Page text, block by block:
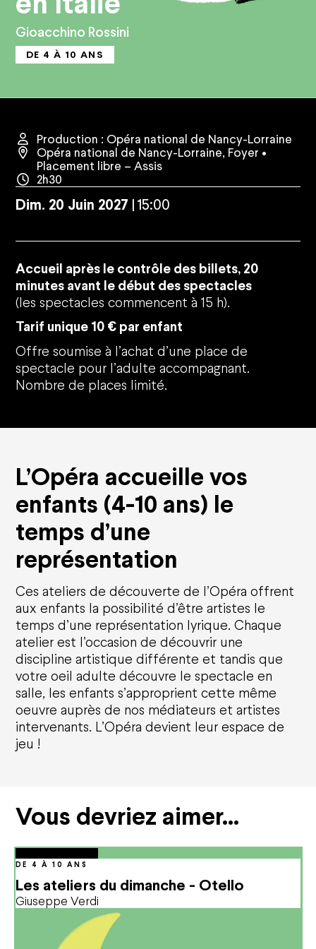
Gioacchino Rossini
DE 4 À 10 ANS
Production : Opéra national de Nancy-Lorraine
Opéra national de Nancy-Lorraine, Foyer •
Placement libre – Assis
2h30
Dim. 20 Juin 2027 15:00
Accueil après le contrôle des billets, 20
minutes avant le début des spectacles
(les spectacles commencent à 15 h).
Tarif unique 10 € par enfant
Offre soumise à l’achat d’une place de
spectacle pour l’adulte accompagnant.
Nombre de places limité.
L’Opéra accueille vos
enfants (4-10 ans) le
temps d’une
représentation
Ces ateliers de découverte de l’Opéra offrent
aux enfants la possibilité d’être artistes le
temps d’une représentation lyrique. Chaque
atelier est l’occasion de découvrir une
discipline artistique différente et tandis que
votre oeil adulte découvre le spectacle en
salle, les enfants s’approprient cette même
oeuvre auprès de nos médiateurs et artistes
intervenants. L’Opéra devient leur espace de
jeu !
Vous devriez aimer…
Les ateliers du dimanche - Otello
Giuseppe Verdi
DE 4 À 10 ANS
octobre
Calendrier
Opéra national de Nancy-Lorraine
L'histoire
Qui sommes-nous ?
Nancy Opéra Xperience
Bilan d'activités et délibérations
Écoresponsabilité
Le CFA
Émergence artistique
Nous soutenir